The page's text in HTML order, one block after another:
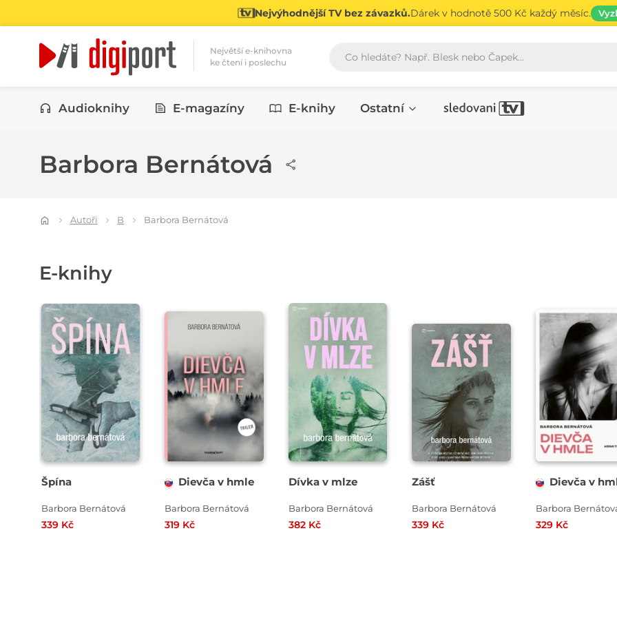
Nejvýhodnější TV bez závazků.Dárek v hodnotě 500 Kč každý měsíc.
Největší e-knihovna
ke čtení i poslechu
Vyhledávání
Kategorie
Audioknihy E-magazíny E-knihy Ostatní
Barbora Bernátová
Autoři B Barbora Bernátová
E-knihy
Špína
Barbora Bernátová
339 Kč
Dievča v hmle
Barbora Bernátová
319 Kč
Dívka v mlze
Barbora Bernátová
382 Kč
Zášť
Barbora Bernátová
339 Kč
Dievča v
Barbora
329 Kč